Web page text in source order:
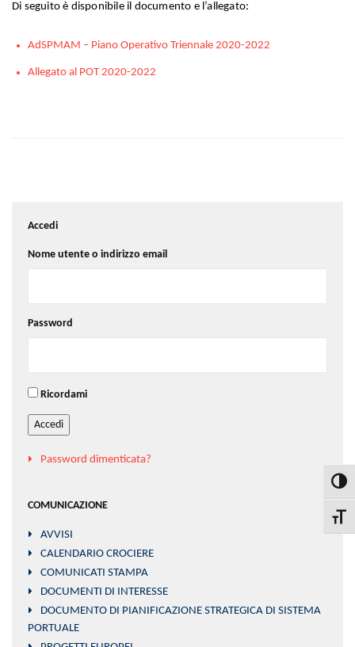
Di seguito è disponibile il documento e l’allegato:
AdSPMAM – Piano Operativo Triennale 2020-2022
Allegato al POT 2020-2022
Accedi
Nome utente o indirizzo email
Password
Ricordami
Accedi
Password dimenticata?
COMUNICAZIONE
AVVISI
CALENDARIO CROCIERE
COMUNICATI STAMPA
DOCUMENTI DI INTERESSE
DOCUMENTO DI PIANIFICAZIONE STRATEGICA DI SISTEMA
PORTUALE